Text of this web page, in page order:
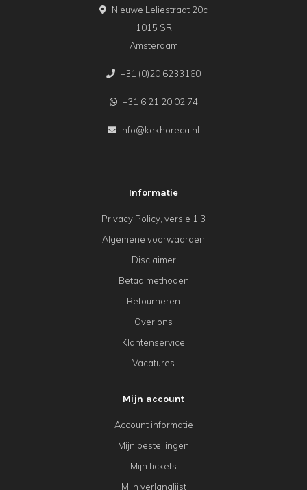
Nieuwe Leliestraat 20c
1015 SR
Amsterdam
+31 (0)20 6233160
+31 6 21 20 02 74
info@kekhoreca.nl
Informatie
Privacy Policy, versie 1.3
Algemene voorwaarden
Disclaimer
Betaalmethoden
Retourneren
Over ons
Klantenservice
Vacatures
Mijn account
Account informatie
Mijn bestellingen
Mijn tickets
Mijn verlanglijst